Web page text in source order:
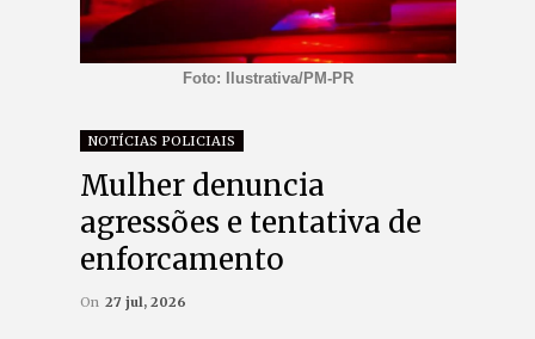
Foto: Ilustrativa/PM-PR
NOTÍCIAS POLICIAIS
Mulher denuncia
agressões e tentativa de
enforcamento
On 27 jul, 2026